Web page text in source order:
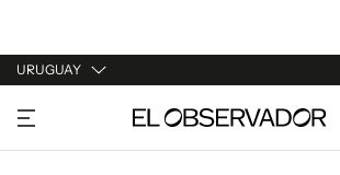
URUGUAY
URUGUAY
ARGENTINA